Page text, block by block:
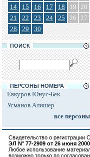
14
15 16 17 18 19 20
21
22 23 24 25 26 27
28
29 30
ПОИСК
ПЕРСОНЫ НОМЕРА
Евкуров Юнус-Бек
Усманов Алишер
все персоны
Свидетельство о регистрации
ЭЛ N° 77-2909 от 26 июня
Любое использование
возможно только по